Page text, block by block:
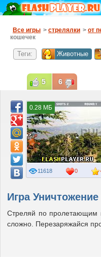
Все игры > стрелялки > от
кошечек
Теги: Животные
Игра
Стреляй по пролетающим
сложно. Перезаряжайся
11618 0
0.28 МБ
5 6